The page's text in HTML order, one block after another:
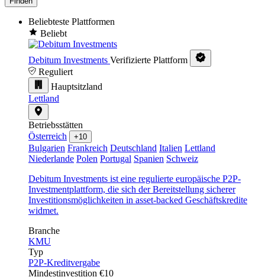
Beliebteste Plattformen
Beliebt
Debitum Investments Verifizierte Plattform
Reguliert
Hauptsitzland
Lettland
Betriebsstätten
Österreich
+10
Bulgarien Frankreich Deutschland Italien Lettland
Niederlande Polen Portugal Spanien Schweiz
Debitum Investments ist eine regulierte europäische P2P-
Investmentplattform, die sich der Bereitstellung sicherer
Investitionsmöglichkeiten in asset-backed Geschäftskredite
widmet.
Branche
KMU
Typ
P2P-Kreditvergabe
Mindestinvestition €10